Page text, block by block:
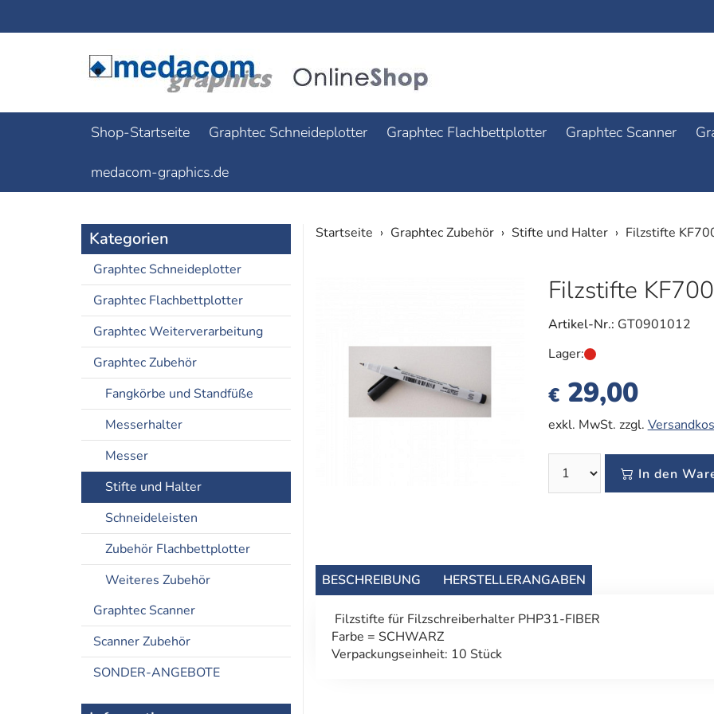
Shop-Startseite Graphtec Schneideplotter Graphtec Flachbettplotter Graphtec Scanner
medacom-graphics.de
Startseite Graphtec Zubehör Stifte und Halter Filzstifte
Filzstifte
Artikel-Nr.: GT0901012
Lager:
€ 29,00
exkl. MwSt. zzgl.
In den
BESCHREIBUNG HERSTELLERANGABEN
Filzstifte für Filzschreiberhalter PHP31-FIBER
Farbe = SCHWARZ
Verpackungseinheit: 10 Stück
Kategorien
Graphtec Schneideplotter
Graphtec Flachbettplotter
Graphtec Weiterverarbeitung
Graphtec Zubehör
Fangkörbe und Standfüße
Messerhalter
Messer
Stifte und Halter
Schneideleisten
Zubehör Flachbettplotter
Weiteres Zubehör
Graphtec Scanner
Scanner Zubehör
SONDER-ANGEBOTE